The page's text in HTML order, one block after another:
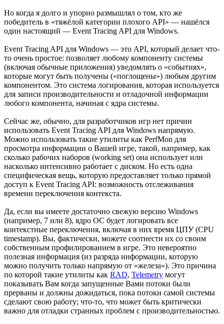
Но когда я долго и упорно размышлял о том, кто же
победитель в «тяжёлой категории плохого API» — нашёлся
один настоящий — Event Tracing API для Windows.
Event Tracing API для Windows — это API, который делает что-
то очень простое: позволяет любому компоненту системы
(включая обычные приложения) уведомлять о «событиях»,
которые могут быть получены («поглощены») любым другим
компонентом. Это система логирования, которая используется
для записи производительности и отладочной информации
любого компонента, начиная с ядра системы.
Сейчас же, обычно, для разработчиков игр нет причин
использовать Event Tracing API для Windows напрямую.
Можно использовать такие утилиты как PerfMon для
просмотра информации о Вашей игре, такой, например, как
сколько рабочих наборов (working set) она использует или
насколько интенсивно работает с диском. Но есть одна
специфическая вещь, которую предоставляет только прямой
доступ к Event Tracing API: возможность отслеживания
времени переключения контекста.
Да, если вы имеете достаточно свежую версию Windows
(например, 7 или 8), ядро ОС будет логировать все
контекстные переключения, включая в них время ЦПУ (CPU
timestamp). Вы, фактически, можете соотнести их со своим
собственным профилированием в игре. Это невероятно
полезная информация (из разряда информации, которую
можно получить только напрямую от «железа»). Это причина
по которой такие утилиты как RAD, Telemetry могут
показывать Вам когда запущенные Вами потоки были
прерваны и должны дожидаться, пока потоки самой системы
сделают свою работу; что-то, что может быть критически
важно для отладки странных проблем с производительностью.